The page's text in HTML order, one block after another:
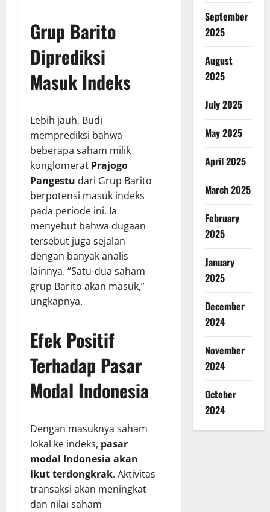
Grup Barito
Diprediksi
Masuk Indeks
Lebih jauh, Budi
memprediksi bahwa
beberapa saham milik
konglomerat Prajogo
Pangestu dari Grup Barito
berpotensi masuk indeks
pada periode ini. Ia
menyebut bahwa dugaan
tersebut juga sejalan
dengan banyak analis
lainnya. “Satu-dua saham
grup Barito akan masuk,”
ungkapnya.
Efek Positif
Terhadap Pasar
Modal Indonesia
Dengan masuknya saham
lokal ke indeks, pasar
modal Indonesia akan
ikut terdongkrak. Aktivitas
transaksi akan meningkat
dan nilai saham
September
2025
August
2025
July 2025
May 2025
April 2025
March 2025
February
2025
January
2025
December
2024
November
2024
October
2024